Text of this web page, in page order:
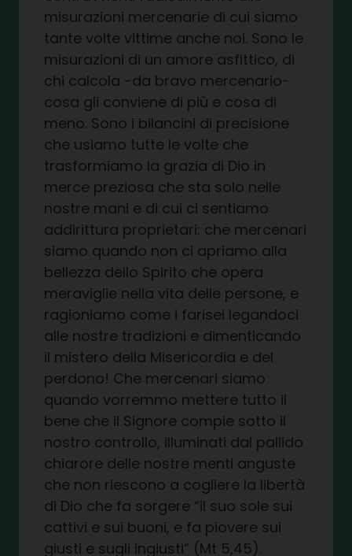
misurazioni mercenarie di cui siamo
tante volte vittime anche noi. Sono le
misurazioni di un amore asfittico, di
chi calcola -da bravo mercenario-
cosa gli conviene di più e cosa di
meno. Sono i bilancini di precisione
che usiamo tutte le volte che
trasformiamo la grazia di Dio in
merce preziosa che sta solo nelle
nostre mani e di cui ci sentiamo
addirittura proprietari: che mercenari
siamo quando non ci apriamo alla
bellezza dello Spirito che opera
meraviglie nella vita delle persone, e
ragioniamo come i farisei legandoci
alle nostre tradizioni e dimenticando
il mistero della Misericordia e del
perdono! Che mercenari siamo
quando vorremmo mettere tutto il
bene che il Signore compie sotto il
nostro controllo, illuminati dal pallido
chiarore delle nostre menti anguste
che non riescono a cogliere la libertà
di Dio che fa sorgere “il suo sole sui
cattivi e sui buoni, e fa piovere sui
giusti e sugli ingiusti” (Mt 5,45).